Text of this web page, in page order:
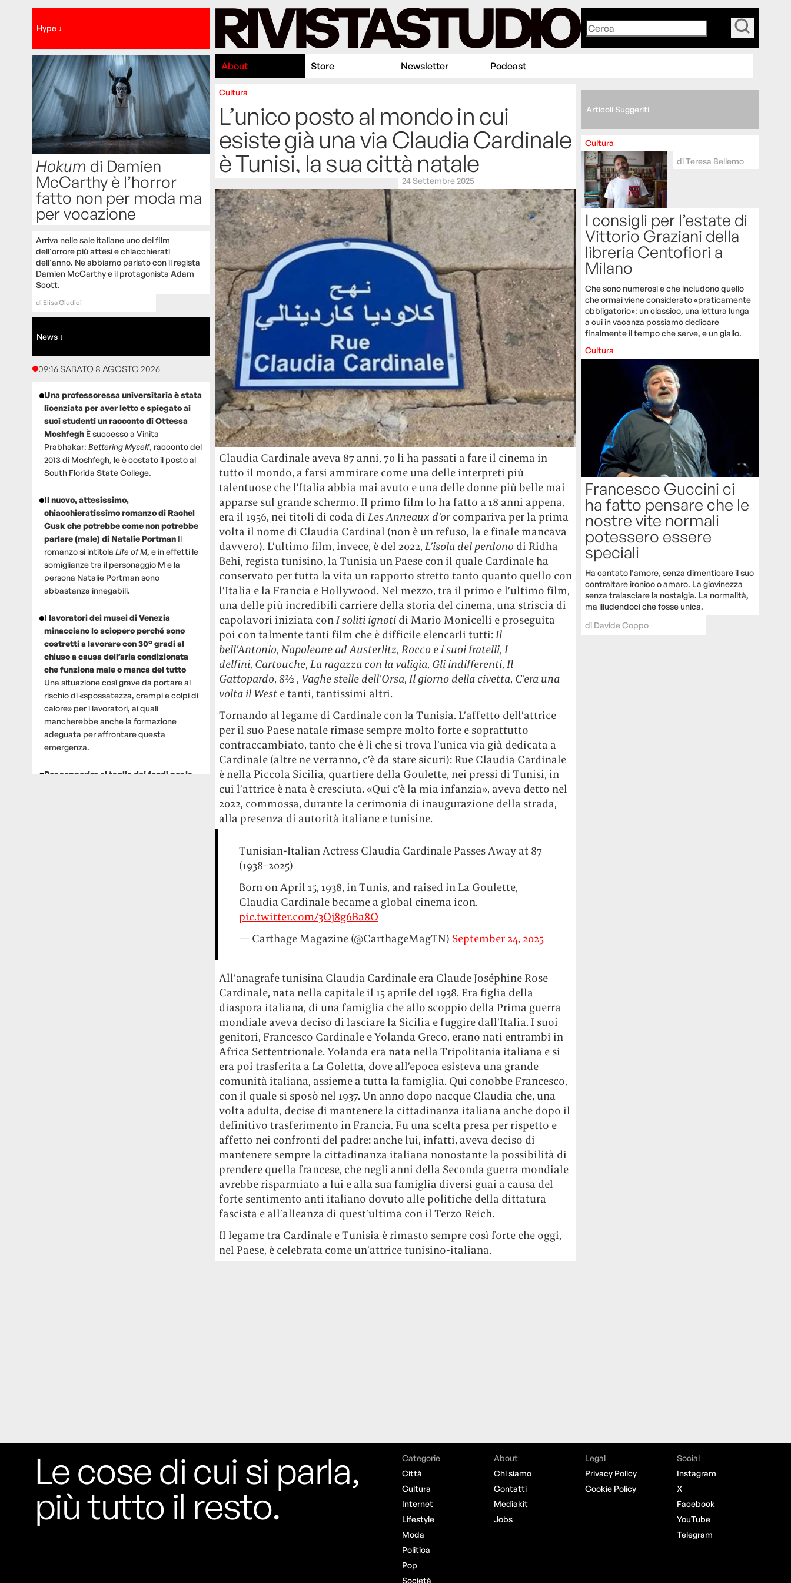
Hype ↓
Hokum di Damien
McCarthy è l’horror
fatto non per moda ma
per vocazione
Arriva nelle sale italiane uno dei film
dell'orrore più attesi e chiacchierati
dell'anno. Ne abbiamo parlato con il regista
Damien McCarthy e il protagonista Adam
Scott.
di Elisa Giudici
News ↓
09:16 SABATO 8 AGOSTO 2026
Una professoressa universitaria è stata
licenziata per aver letto e spiegato ai
suoi studenti un racconto di Ottessa
Moshfegh È successo a Vinita
Prabhakar: Bettering Myself, racconto del
2013 di Moshfegh, le è costato il posto al
South Florida State College.
Il nuovo, attesissimo,
chiacchieratissimo romanzo di Rachel
Cusk che potrebbe come non potrebbe
parlare (male) di Natalie Portman Il
romanzo si intitola Life of M, e in effetti le
somiglianze tra il personaggio M e la
persona Natalie Portman sono
abbastanza innegabili.
I lavoratori dei musei di Venezia
minacciano lo sciopero perché sono
costretti a lavorare con 30° gradi al
chiuso a causa dell’aria condizionata
che funziona male o manca del tutto
Una situazione così grave da portare al
rischio di «spossatezza, crampi e colpi di
calore» per i lavoratori, ai quali
mancherebbe anche la formazione
adeguata per affrontare questa
emergenza.
Per sopperire al taglio dei fondi per la
About Store Newsletter Podcast
Cultura
L’unico posto al mondo in cui
esiste già una via Claudia Cardinale
è Tunisi, la sua città natale
24 Settembre 2025
Claudia Cardinale aveva 87 anni, 70 li ha passati a fare il cinema in
tutto il mondo, a farsi ammirare come una delle interpreti più
talentuose che l’Italia abbia mai avuto e una delle donne più belle mai
apparse sul grande schermo. Il primo film lo ha fatto a 18 anni appena,
era il 1956, nei titoli di coda di Les Anneaux d’or compariva per la prima
volta il nome di Claudia Cardinal (non è un refuso, la e finale mancava
davvero). L’ultimo film, invece, è del 2022, L’isola del perdono di Ridha
Behi, regista tunisino, la Tunisia un Paese con il quale Cardinale ha
conservato per tutta la vita un rapporto stretto tanto quanto quello con
l’Italia e la Francia e Hollywood. Nel mezzo, tra il primo e l’ultimo film,
una delle più incredibili carriere della storia del cinema, una striscia di
capolavori iniziata con I soliti ignoti di Mario Monicelli e proseguita
poi con talmente tanti film che è difficile elencarli tutti: Il
bell’Antonio, Napoleone ad Austerlitz, Rocco e i suoi fratelli, I
delfini, Cartouche, La ragazza con la valigia, Gli indifferenti, Il
Gattopardo, 8½ , Vaghe stelle dell’Orsa, Il giorno della civetta, C’era una
volta il West e tanti, tantissimi altri.
Tornando al legame di Cardinale con la Tunisia. L’affetto dell’attrice
per il suo Paese natale rimase sempre molto forte e soprattutto
contraccambiato, tanto che è lì che si trova l’unica via già dedicata a
Cardinale (altre ne verranno, c’è da stare sicuri): Rue Claudia Cardinale
è nella Piccola Sicilia, quartiere della Goulette, nei pressi di Tunisi, in
cui l’attrice è nata è cresciuta. «Qui c’è la mia infanzia», aveva detto nel
2022, commossa, durante la cerimonia di inaugurazione della strada,
alla presenza di autorità italiane e tunisine.
Tunisian-Italian Actress Claudia Cardinale Passes Away at 87
(1938–2025)
Born on April 15, 1938, in Tunis, and raised in La Goulette,
Claudia Cardinale became a global cinema icon.
pic.twitter.com/3Oj8g6Ba8O
— Carthage Magazine (@CarthageMagTN) September 24, 2025
All’anagrafe tunisina Claudia Cardinale era Claude Joséphine Rose
Cardinale, nata nella capitale il 15 aprile del 1938. Era figlia della
diaspora italiana, di una famiglia che allo scoppio della Prima guerra
mondiale aveva deciso di lasciare la Sicilia e fuggire dall’Italia. I suoi
genitori, Francesco Cardinale e Yolanda Greco, erano nati entrambi in
Africa Settentrionale. Yolanda era nata nella Tripolitania italiana e si
era poi trasferita a La Goletta, dove all’epoca esisteva una grande
comunità italiana, assieme a tutta la famiglia. Qui conobbe Francesco,
con il quale si sposò nel 1937. Un anno dopo nacque Claudia che, una
volta adulta, decise di mantenere la cittadinanza italiana anche dopo il
definitivo trasferimento in Francia. Fu una scelta presa per rispetto e
affetto nei confronti del padre: anche lui, infatti, aveva deciso di
mantenere sempre la cittadinanza italiana nonostante la possibilità di
prendere quella francese, che negli anni della Seconda guerra mondiale
avrebbe risparmiato a lui e alla sua famiglia diversi guai a causa del
forte sentimento anti italiano dovuto alle politiche della dittatura
fascista e all’alleanza di quest’ultima con il Terzo Reich.
Il legame tra Cardinale e Tunisia è rimasto sempre così forte che oggi,
nel Paese, è celebrata come un’attrice tunisino-italiana.
Articoli Suggeriti
Cultura
diTeresa Bellemo
I consigli per l’estate di
Vittorio Graziani della
libreria Centofiori a
Milano
Che sono numerosi e che includono quello
che ormai viene considerato «praticamente
obbligatorio»: un classico, una lettura lunga
a cui in vacanza possiamo dedicare
finalmente il tempo che serve, e un giallo.
Cultura
Francesco Guccini ci
ha fatto pensare che le
nostre vite normali
potessero essere
speciali
Ha cantato l'amore, senza dimenticare il suo
contraltare ironico o amaro. La giovinezza
senza tralasciare la nostalgia. La normalità,
ma illudendoci che fosse unica.
di Davide Coppo
Le cose di cui si parla,
più tutto il resto.
Categorie
Città
Cultura
Internet
Lifestyle
Moda
Politica
Pop
Società
About
Chi siamo
Contatti
Mediakit
Jobs
Legal
Privacy Policy
Cookie Policy
Social
Instagram
X
Facebook
YouTube
Telegram